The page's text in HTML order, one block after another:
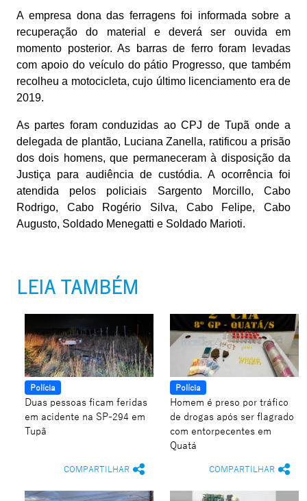
A empresa dona das ferragens foi informada sobre a
recuperação do material e deverá ser ouvida em
momento posterior. As barras de ferro foram levadas
com apoio do veículo do pátio Progresso, que também
recolheu a motocicleta, cujo último licenciamento era de
2019.
As partes foram conduzidas ao CPJ de Tupã onde a
delegada de plantão, Luciana Zanella, ratificou a prisão
dos dois homens, que permaneceram à disposição da
Justiça para audiência de custódia. A ocorrência foi
atendida pelos policiais Sargento Morcillo, Cabo
Rodrigo, Cabo Rogério Silva, Cabo Felipe, Cabo
Augusto, Soldado Menegatti e Soldado Marioti.
LEIA TAMBÉM
Polícia
Duas pessoas ficam feridas
em acidente na SP-294 em
Tupã
COMPARTILHAR
Polícia
Homem é preso por tráfico
de drogas após ser flagrado
com entorpecentes em
Quatá
COMPARTILHAR